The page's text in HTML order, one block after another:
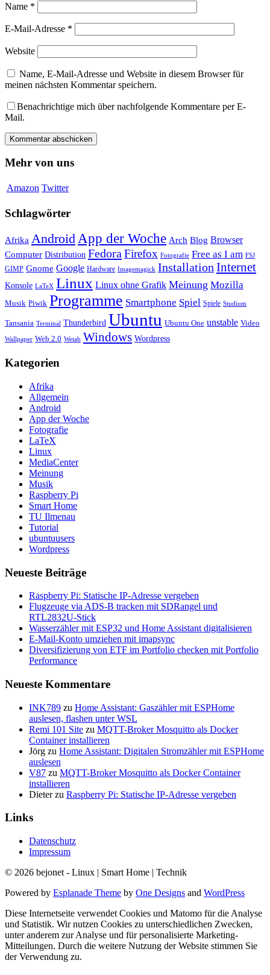
Name *
E-Mail-Adresse *
Website
Name, E-Mail-Adresse und Website in diesem Browser für
meinen nächsten Kommentar speichern.
Benachrichtige mich über nachfolgende Kommentare per E-
Mail.
Mehr von uns
Amazon Twitter
Schlagwörter
Afrika AndroidApp der Woche Arch Blog Browser
Computer Distribution Fedora Firefox Fotografie Free as I am FSJ
GIMP Gnome Google Hardware Imagemagick Installation Internet
Konsole LaTeX Linux Linux ohne Grafik Meinung Mozilla
Musik Piwik Programme Smartphone Spiel Spiele Studium
Tansania Terminal Thunderbird Ubuntu Ubuntu One unstable Video
Wallpaper Web 2.0 Wetab Windows Wordpress
Kategorien
Afrika
Allgemein
Android
App der Woche
Fotografie
LaTeX
Linux
MediaCenter
Meinung
Musik
Raspberry Pi
Smart Home
TU Ilmenau
Tutorial
ubuntuusers
Wordpress
Neueste Beiträge
Raspberry Pi: Statische IP-Adresse vergeben
Flugzeuge via ADS-B tracken mit SDRangel und
RTL2832U-Stick
Wasserzähler mit ESP32 und Home Assistant digitalisieren
E-Mail-Konto umziehen mit imapsync
Diversifizierung von ETF im Portfolio checken mit Portfolio
Performance
Neueste Kommentare
INK789 zu Home Assistant: Gaszähler mit ESPHome
auslesen, flashen unter WSL
Remi 101 Site zu MQTT-Broker Mosquitto als Docker
Container installieren
Jörg zu Home Assistant: Digitalen Stromzähler mit ESPHome
auslesen
V87 zu MQTT-Broker Mosquitto als Docker Container
installieren
Dieterzu Raspberry Pi: Statische IP-Adresse vergeben
Links
Datenschutz
Impressum
© 2026 bejonet - Linux | Smart Home | Technik
Powered by Esplanade Theme by One Designs and WordPress
Diese Internetseite verwendet Cookies und Matomo für die Analyse
und Statistik. Wir nutzen Cookies zu unterschiedlichen Zwecken,
unter anderem zur Analyse und für personalisierte Marketing-
Mitteilungen. Durch die weitere Nutzung der Website stimmen Sie
der Verwendung zu.